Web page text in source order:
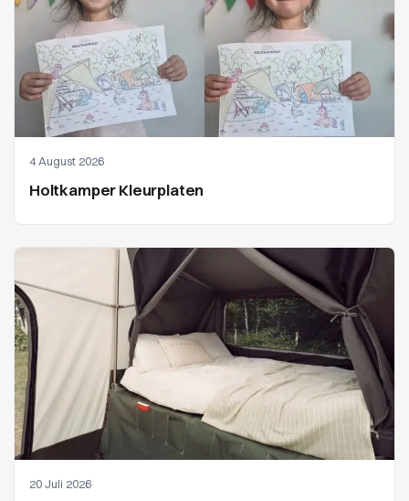
4 August 2026
Holtkamper Kleurplaten
20 Juli 2026